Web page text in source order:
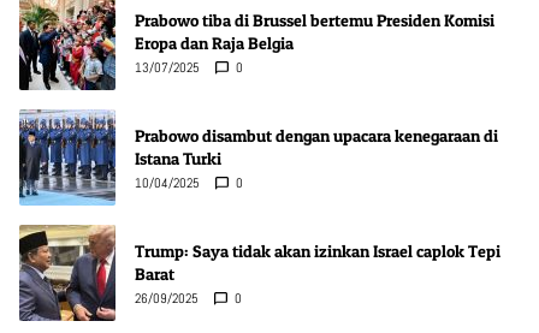
Prabowo tiba di Brussel bertemu Presiden Komisi
Eropa dan Raja Belgia
13/07/2025 0
Prabowo disambut dengan upacara kenegaraan di
Istana Turki
10/04/2025 0
Trump: Saya tidak akan izinkan Israel caplok Tepi
Barat
26/09/2025 0